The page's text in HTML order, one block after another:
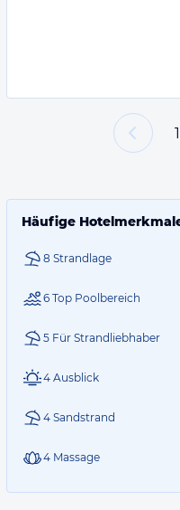
1
Häufige
8 Strandlage
6 Top Poolbereich
5 Für Strandliebhaber
4 Ausblick
4 Sandstrand
4 Massage